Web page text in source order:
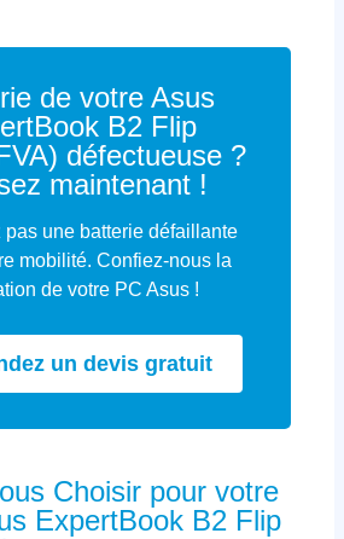
de votre Asus
B2 Flip
défectueuse ?
maintenant !
pas une batterie défaillante
mobilité. Confiez-nous la
de votre PC Asus !
un devis gratuit
Choisir pour votre
ExpertBook B2 Flip